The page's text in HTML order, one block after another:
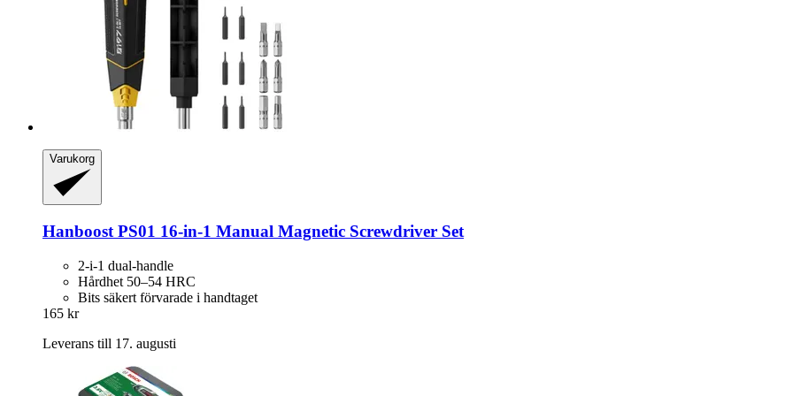
Varukorg
Hanboost PS01 16-​in-​1 Manual Magnetic Screwdriver Set
2-i-1 dual-handle
Hårdhet 50–54 HRC
Bits säkert förvarade i handtaget
165 kr
Leverans till 17. augusti